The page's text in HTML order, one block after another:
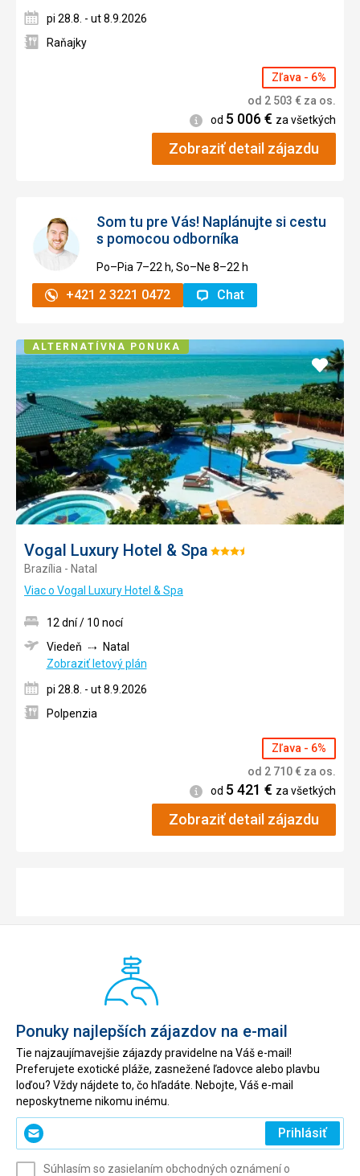
pi 28.8. - ut 8.9.2026
Raňajky
Zľava - 6%
od 2 503 € za os.
Informácie
od 5 006€ za všetkých
Zobraziť detail zájazdu
Som tu pre Vás! Naplánujte si cestu
s pomocou odborníka
Po–Pia 7–⁠⁠⁠⁠⁠⁠22 h, So–Ne 8–⁠⁠⁠⁠⁠⁠22 h
+421 2 3221 0472 Chat
Vogal Luxury Hotel & Spa Hodnotenie:
Brazília - Natal
Viac o Vogal Luxury Hotel & Spa
Pridať
do
12 dní / 10 nocí
Viedeň
Natal
Zobraziť letový plán
pi 28.8. - ut 8.9.2026
Polpenzia
Zľava - 6%
od 2 710€ za os.
Informácie
od 5 421 € za všetkých
Zobraziť detail zájazdu
ALTERNATÍVNA PONUKA
Ponuky najlepších zájazdov na e-mail
Tie najzaujímavejšie zájazdy pravidelne na Váš e-mail!
Preferujete exotické pláže, zasnežené ľadovce alebo plavbu
loďou? Vždy nájdete to, čo hľadáte. Nebojte, Váš e-mail
neposkytneme nikomu inému.
Zadajte
svoj
Prihlásiť
Súhlasím so zasielaním obchodných oznámení o